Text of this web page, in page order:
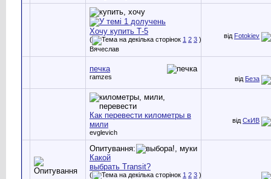
Хочу купить Т-5
( 1 2 3 )
Вячеслав
від Fotokiev
печка
ramzes від Беза
Как перевести километры в
мили
evglevich
від СкИВ
Опитування:
Какой
выбрать Transit?
( 1 2 3 )